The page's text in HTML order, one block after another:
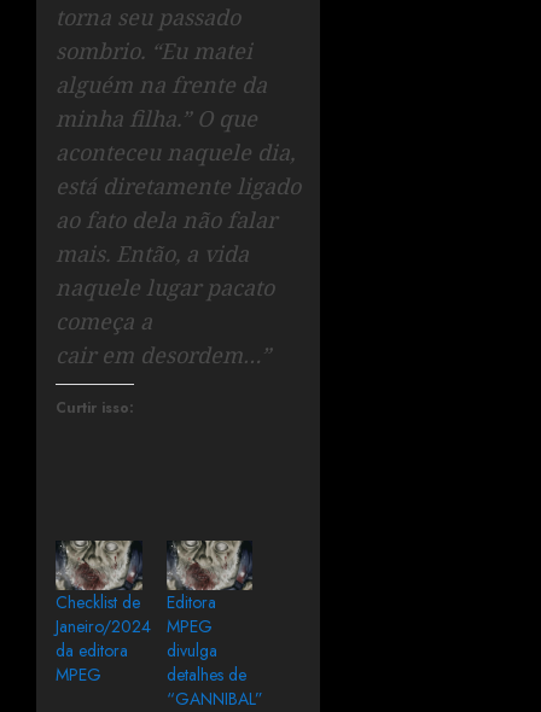
torna seu passado
sombrio. “Eu matei
alguém na frente da
minha filha.” O que
aconteceu naquele dia,
está diretamente ligado
ao fato dela não falar
mais. Então, a vida
naquele lugar pacato
começa a
cair em desordem…”
Curtir isso:
Checklist de
Janeiro/2024
da editora
MPEG
Editora
MPEG
divulga
detalhes de
“GANNIBAL”